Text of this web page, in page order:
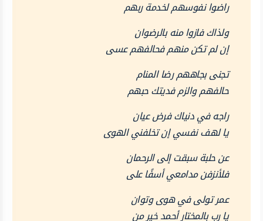
راضوا نفوسهم لخدمة ربهم
ولذاك فازوا منه بالرضوان
إن لم تكن منهم فحالفهم عسى
تجنى بجاههم رضا المنام
حالفهم والزم فديتك حبهم
راجه في دنياك فرض عيان
يا لهف نفسي إن تخلفني الهوى
عن حلبة سبقت إلى الرحمان
فلأنزفن مدامعي أسفًا على
عمر تولى في هوى وتوان
يا رب بالمختار أحمد خير من